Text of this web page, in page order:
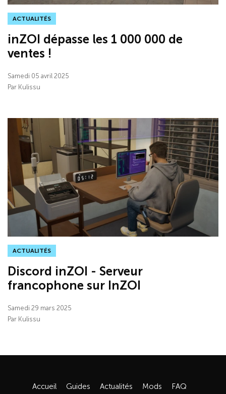
ACTUALITÉS
inZOI dépasse les 1 000 000 de
ventes !
Samedi 05 avril 2025
Par Kulissu
ACTUALITÉS
Discord inZOI - Serveur
francophone sur InZOI
Samedi 29 mars 2025
Par Kulissu
Accueil Guides Actualités Mods FAQ